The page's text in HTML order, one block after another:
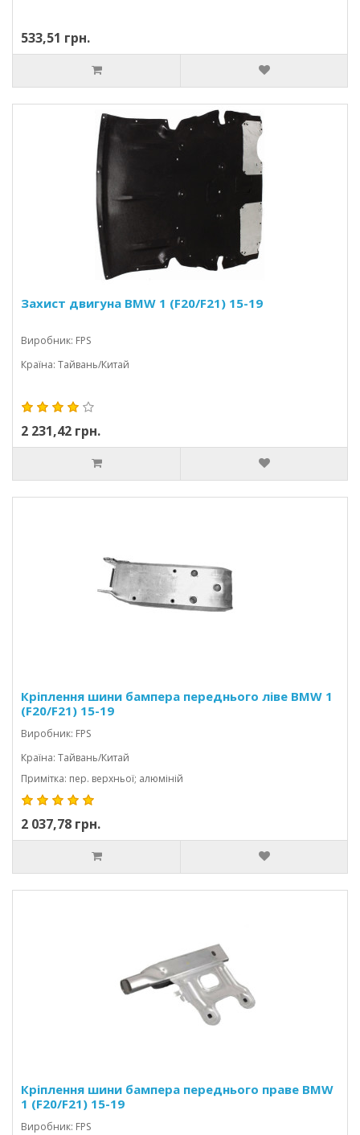
533,51 грн.
Захист двигуна BMW 1 (F20/F21) 15-19
Виробник: FPS
Країна: Тайвань/Китай
2 231,42 грн.
Кріплення шини бампера переднього ліве BMW 1
(F20/F21) 15-19
Виробник: FPS
Країна: Тайвань/Китай
Примітка: пер. верхньої; алюміній
2 037,78 грн.
Кріплення шини бампера переднього праве BMW
1 (F20/F21) 15-19
Виробник: FPS